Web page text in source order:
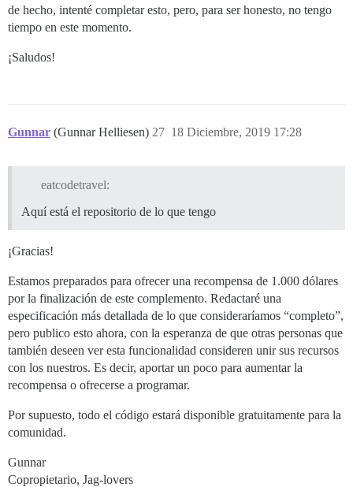
de hecho, intenté completar esto, pero, para ser honesto, no tengo
tiempo en este momento.
¡Saludos!
Gunnar (Gunnar Helliesen) 18 Diciembre, 2019 17:28
27
eatcodetravel:
Aquí está el repositorio de lo que tengo
¡Gracias!
Estamos preparados para ofrecer una recompensa de 1.000 dólares
por la finalización de este complemento. Redactaré una
especificación más detallada de lo que consideraríamos “completo”,
pero publico esto ahora, con la esperanza de que otras personas que
también deseen ver esta funcionalidad consideren unir sus recursos
con los nuestros. Es decir, aportar un poco para aumentar la
recompensa o ofrecerse a programar.
Por supuesto, todo el código estará disponible gratuitamente para la
comunidad.
Gunnar
Copropietario, Jag-lovers